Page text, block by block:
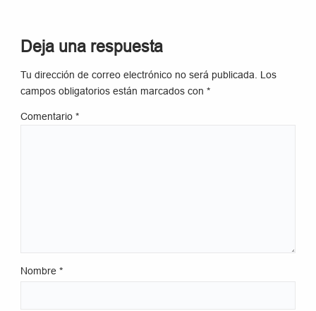
Deja una respuesta
Tu dirección de correo electrónico no será publicada.
Los
campos obligatorios están marcados con*
Comentario*
Nombre*